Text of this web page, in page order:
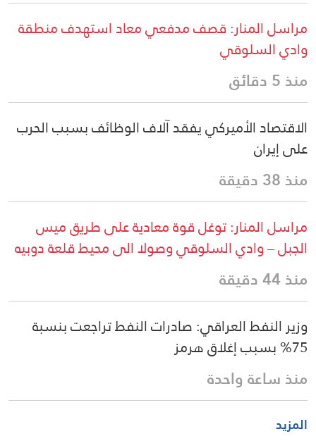
مراسل المنار: قصف مدفعي معاد استهدف منطقة
وادي السلوقي
منذ 5 دقائق
الاقتصاد الأميركي يفقد آلاف الوظائف بسبب الحرب
على إيران
منذ 38 دقيقة
مراسل المنار: توغل قوة معادية على طريق ميس
الجبل – وادي السلوقي وصولا الى محيط قلعة دوبيه
منذ 44 دقيقة
وزير النفط العراقي: صادرات النفط تراجعت بنسبة
75% بسبب إغلاق هرمز
منذ ساعة واحدة
المزيد